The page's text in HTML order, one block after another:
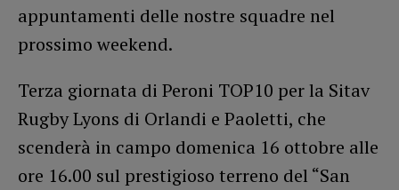
appuntamenti delle nostre squadre nel
prossimo weekend.
Terza giornata di Peroni TOP10 per la Sitav
Rugby Lyons di Orlandi e Paoletti, che
scenderà in campo domenica 16 ottobre alle
ore 16.00 sul prestigioso terreno del “San